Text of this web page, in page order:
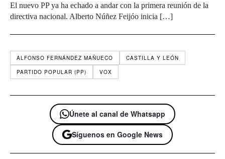
El nuevo PP ya ha echado a andar con la primera reunión de la
directiva nacional. Alberto Núñez Feijóo inicia […]
ALFONSO FERNÁNDEZ MAÑUECO
CASTILLA Y LEÓN
PARTIDO POPULAR (PP)
VOX
Únete al canal de Whatsapp
Síguenos en Google News